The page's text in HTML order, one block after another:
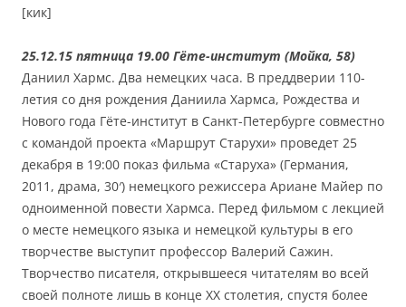
[кик]
25.12.15 пятница 19.00 Гёте-институт (Мойка, 58)
Даниил Хармс. Два немецких часа. В преддверии 110-
летия со дня рождения Даниила Хармса, Рождества и
Нового года Гёте-институт в Санкт-Петербурге совместно
с командой проекта «Маршрут Старухи» проведет 25
декабря в 19:00 показ фильма «Старуха» (Германия,
2011, драма, 30′) немецкого режиссера Ариане Майер по
одноименной повести Хармса. Перед фильмом с лекцией
о месте немецкого языка и немецкой культуры в его
творчестве выступит профессор Валерий Сажин.
Творчество писателя, открывшееся читателям во всей
своей полноте лишь в конце ХХ столетия, спустя более